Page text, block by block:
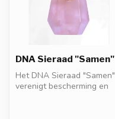
DNA Sieraad "Samen"
Het DNA Sieraad "Samen"
verenigt bescherming en